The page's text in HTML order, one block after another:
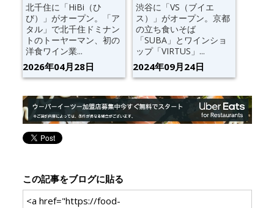
北千住に「HiBi（ひ
び）」がオープン。「ア
タル」で北千住ドミナン
トのトーヤーマン、初の
洋食ワイン業...
2026年04月28日
渋谷に「VS（ブイエ
ス）」がオープン。京都
の立ち食いそば
「SUBA」とワインショ
ップ「VIRTUS」...
2024年09月24日
この記事をブログに貼る
<a href="https://food-